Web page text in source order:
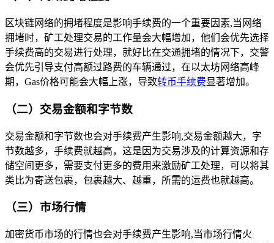
区块链网络的拥堵程度是影响手续费的一个重要因素,当网络
拥堵时，矿工处理交易的工作量会大幅增加，他们会优先选择
手续费高的交易进行处理，就好比在交通拥堵的情况下，交警
会优先引导支付高额过路费的车辆通过，在以太坊网络高峰
期，Gas价格可能会大幅上涨，导致转币手续费显著增加。
（二）交易金额和字节数
交易金额和字节数也会对手续费产生影响,交易金额越大，字
节数越多，手续费就越高，这是因为交易涉及的计算资源和存
储空间更多，需要支付更多的费用来激励矿工处理，可以将其
类比为寄送包裹，包裹越大、越重，所需的运费也就越高。
（三）市场行情
加密货币市场的行情也会对手续费产生影响,当市场行情火